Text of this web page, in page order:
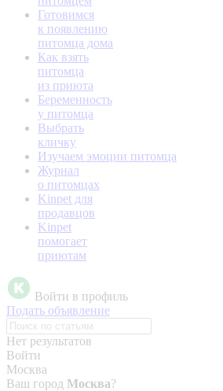
Готовимся
к появлению
питомца дома
Как взять
питомца
из приюта
Беременность
у питомца
Выбрать
кличку
Изучаем эмоции питомца
Журнал
о питомцах
Kinpet для
продавцов
Kinpet
помогает
приютам
Войти в профиль
Подать объявление
Нет результатов
Войти
Москва
Ваш город Москва?